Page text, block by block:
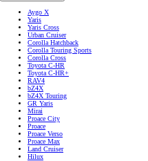
Aygo X
Yaris
Yaris Cross
Urban Cruiser
Corolla Hatchback
Corolla Touring Sports
Corolla Cross
Toyota C-HR
Toyota C-HR+
RAV4
bZ4X
bZ4X Touring
GR Yaris
Mirai
Proace City
Proace
Proace Verso
Proace Max
Land Cruiser
Hilux